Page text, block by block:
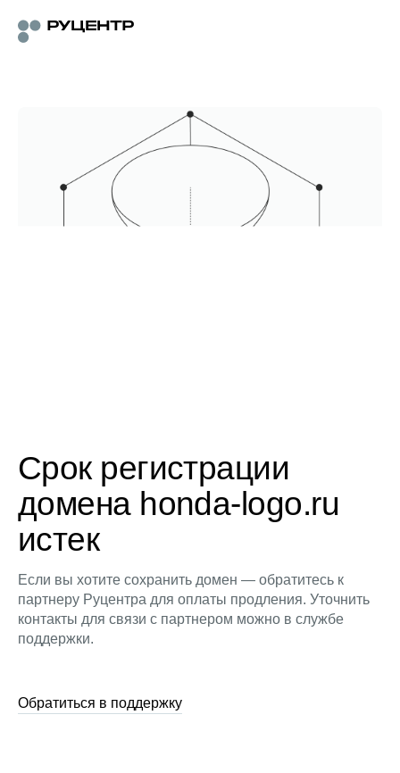
Срок регистрации
домена honda-logo.ru
истек
Если вы хотите сохранить домен — обратитесь к
партнеру Руцентра для оплаты продления. Уточнить
контакты для связи с партнером можно в службе
поддержки.
Обратиться в поддержку